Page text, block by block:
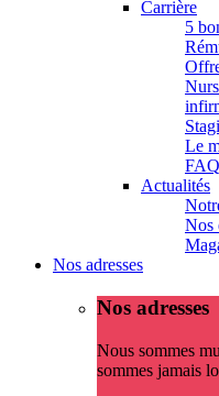
Carrière
5
Le
FAQ
Actualités
Nos
Nos adresses
Nos adresses
Nous sommes
sommes jamais